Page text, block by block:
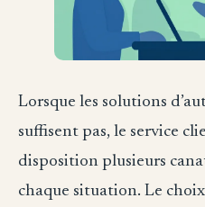
Lorsque les solutions
suffisent pas, le service
disposition plusieurs
chaque situation. Le